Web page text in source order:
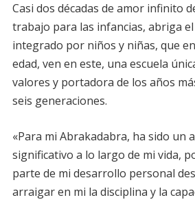
Casi dos décadas de amor infinito
trabajo para las infancias, abriga
integrado por niños y niñas, que
edad, ven en este, una escuela
valores y portadora de los años
seis generaciones.
«Para mi Abrakadabra, ha sido un
significativo a lo largo de mi vida,
parte de mi desarrollo personal
arraigar en mi la disciplina y la